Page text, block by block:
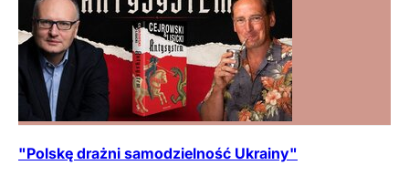
"Polskę drażni samodzielność Ukrainy"